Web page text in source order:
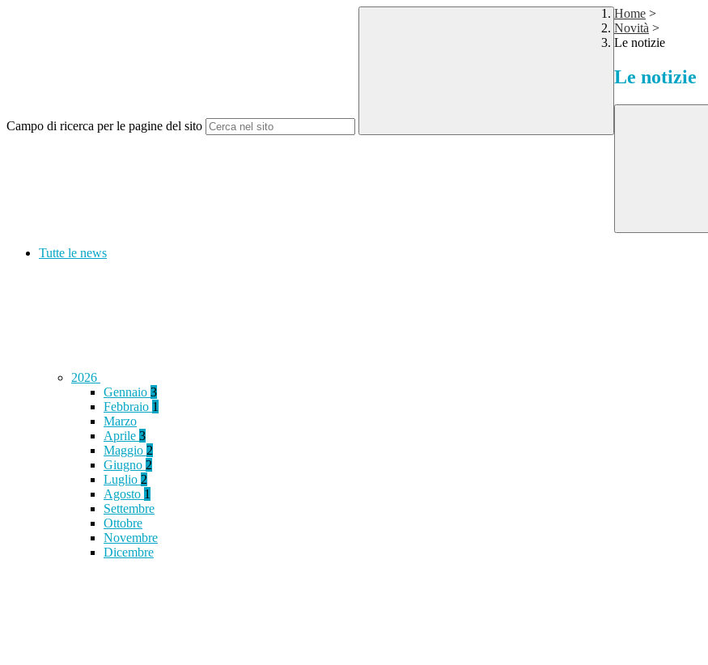
Campo di ricerca per le pagine del sito
Home >
Novità >
Le notizie
Le notizie
Tutte le news
2026
Gennaio 3
Febbraio 1
Marzo
Aprile 3
Maggio 2
Giugno 2
Luglio 2
Agosto 1
Settembre
Ottobre
Novembre
Dicembre